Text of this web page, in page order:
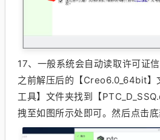
17、 一般系统会自动读取许可证
之前解压后的【Creo6.0_64bit】
工具】文件夹找到【
拽至如图所示处即可。然后点击底